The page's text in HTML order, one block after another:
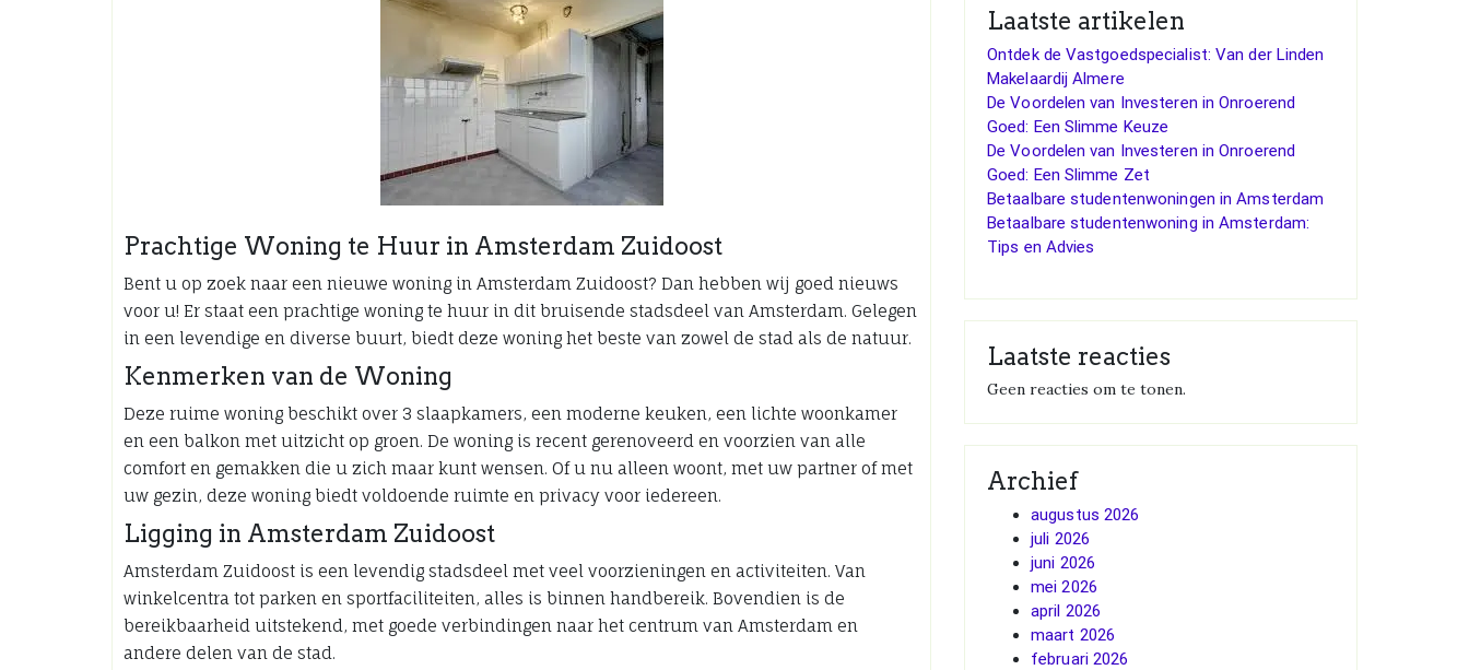
Prachtige Woning te Huur in Amsterdam Zuidoost
Bent u op zoek naar een nieuwe woning in Amsterdam Zuidoost? Dan hebben wij goed nieuws
voor u! Er staat een prachtige woning te huur in dit bruisende stadsdeel van Amsterdam. Gelegen
in een levendige en diverse buurt, biedt deze woning het beste van zowel de stad als de natuur.
Kenmerken van de Woning
Deze ruime woning beschikt over 3 slaapkamers, een moderne keuken, een lichte woonkamer
en een balkon met uitzicht op groen. De woning is recent gerenoveerd en voorzien van alle
comfort en gemakken die u zich maar kunt wensen. Of u nu alleen woont, met uw partner of met
uw gezin, deze woning biedt voldoende ruimte en privacy voor iedereen.
Ligging in Amsterdam Zuidoost
Amsterdam Zuidoost is een levendig stadsdeel met veel voorzieningen en activiteiten. Van
winkelcentra tot parken en sportfaciliteiten, alles is binnen handbereik. Bovendien is de
bereikbaarheid uitstekend, met goede verbindingen naar het centrum van Amsterdam en
andere delen van de stad.
Laatste artikelen
Ontdek de Vastgoedspecialist: Van der Linden
Makelaardij Almere
De Voordelen van Investeren in Onroerend
Goed: Een Slimme Keuze
De Voordelen van Investeren in Onroerend
Goed: Een Slimme Zet
Betaalbare studentenwoningen in Amsterdam
Betaalbare studentenwoning in Amsterdam:
Tips en Advies
Laatste reacties
Geen reacties om te tonen.
Archief
augustus 2026
juli 2026
juni 2026
mei 2026
april 2026
maart 2026
februari 2026